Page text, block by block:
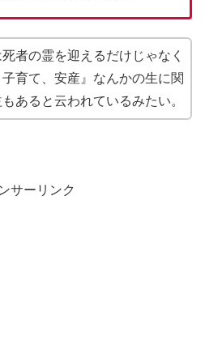
者の霊を迎えるだけじゃなく
育て、安産』なんかの生に関
あると云われているみたい。
サーリンク